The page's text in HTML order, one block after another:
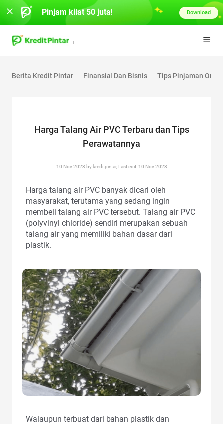
Berita Kredit Pintar Finansial Dan Bisnis Tips Pinjaman
Harga Talang Air PVC Terbaru dan Tips
Perawatannya
10 Nov 2023 by kreditpintar, Last edit: 10 Nov 2023
Harga talang air PVC banyak dicari oleh
masyarakat, terutama yang sedang ingin
membeli talang air PVC tersebut. Talang air PVC
(polyvinyl chloride) sendiri merupakan sebuah
talang air yang memiliki bahan dasar dari
plastik.
Walaupun terbuat dari bahan plastik dan
Pinjam kilat 50 juta! Download